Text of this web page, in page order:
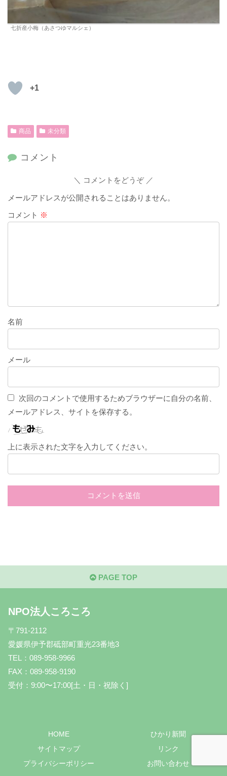
七折産小梅（あさつゆマルシェ）
+1
商品 未分類
コメント
コメントをどうぞ
メールアドレスが公開されることはありません。
コメント ※
名前
メール
次回のコメントで使用するためブラウザーに自分の名前、
メールアドレス、サイトを保存する。
上に表示された文字を入力してください。
PAGE TOP
NPO法人ころころ
〒791-2112
愛媛県伊予郡砥部町重光23番地3
TEL：089-958-9966
FAX：089-958-9190
受付：9:00〜17:00[土・日・祝除く]
HOME
ひかり新聞
サイトマップ
リンク
プライバシーポリシー
お問い合わせ